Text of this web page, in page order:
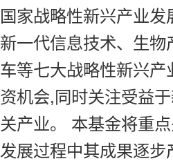
国家战略性新兴产业
新一代信息技术、生
车等七大战略性新兴
资机会,同时关注受益
关产业。 本基金将重
发展过程中其成果逐